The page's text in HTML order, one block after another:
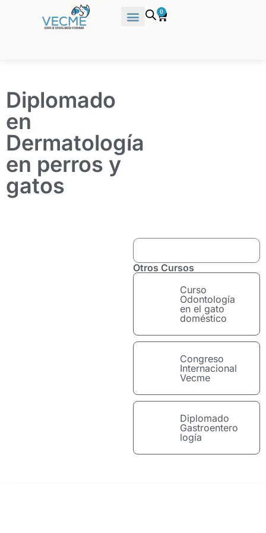
0
Diplomado
en
Dermatología
en perros y
gatos
Otros Cursos
Curso
Odontología
en el gato
doméstico
Congreso
Internacional
Vecme
Diplomado
Gastroentero
logía